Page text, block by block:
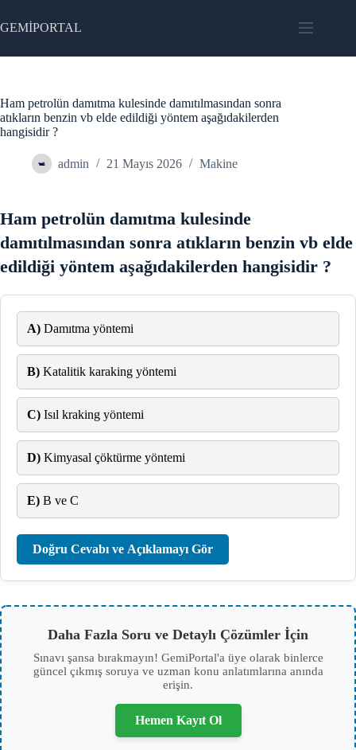
to
content
GEMİPORTAL
Ham petrolün damıtma kulesinde damıtılmasından sonra
atıkların benzin vb elde edildiği yöntem aşağıdakilerden
hangisidir ?
admin 21 Mayıs 2026 Makine
Ham petrolün damıtma kulesinde
damıtılmasından sonra atıkların benzin vb elde
edildiği yöntem aşağıdakilerden hangisidir ?
A) Damıtma yöntemi
B) Katalitik karaking yöntemi
C) Isıl kraking yöntemi
D) Kimyasal çöktürme yöntemi
E) B ve C
Doğru Cevabı ve Açıklamayı Gör
Daha Fazla Soru ve Detaylı Çözümler İçin
Sınavı şansa bırakmayın! GemiPortal'a üye olarak binlerce
güncel çıkmış soruya ve uzman konu anlatımlarına anında
erişin.
Hemen Kayıt Ol